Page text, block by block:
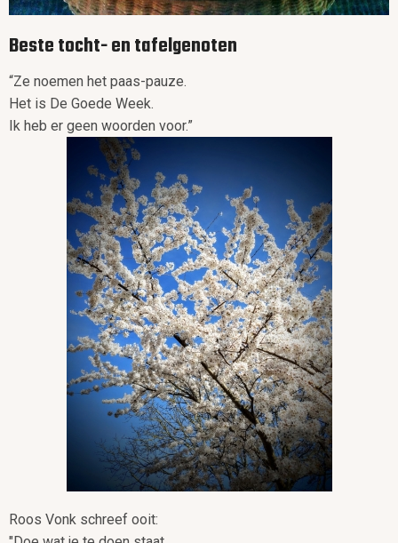
Beste tocht- en tafelgenoten
“Ze noemen het paas-pauze.
Het is De Goede Week.
Ik heb er geen woorden voor.”
Roos Vonk schreef ooit: